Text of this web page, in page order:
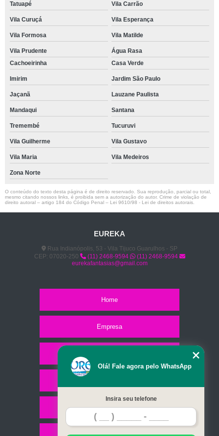
Tatuapé Vila Carrão
Vila Curuçá Vila Esperança
Vila Formosa Vila Matilde
Vila Prudente
Água Rasa
Cachoeirinha
Casa Verde
Imirim Jardim São Paulo
Jaçanã Lauzane Paulista
Mandaqui Santana
Tremembé Tucuruvi
Vila Guilherme Vila Gustavo
Vila Maria Vila Medeiros
Zona Norte
O conteúdo do texto desta página é de direito reservado. Sua reprodução, parcial ou total,
mesmo citando nossos links, é proibida sem a autorização do autor. Crime de violação de
direito autoral – artigo 184 do Código Penal – Lei 9610/98 - Lei de direitos autorais
EUREKA
Rua Indianópolis, 53 - Vila Tijuco Guarulhos - SP
CEP: 07020-250
(11) 2468-9594
(11) 2468-9594
eurekafantasias@gmail.com
Home
Empresa
Contato
Mapa do site
Olá! Fale agora pelo WhatsApp
Insira seu telefone